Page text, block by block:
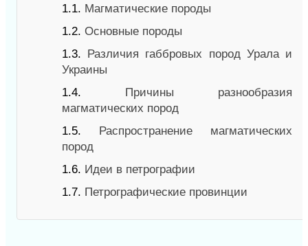
1.1. Магматические породы
1.2. Основные породы
1.3. Различия габбровых пород Урала и
Украины
1.4. Причины разнообразия
магматических пород
1.5. Распространение магматических
пород
1.6. Идеи в петрографии
1.7. Петрографические провинции